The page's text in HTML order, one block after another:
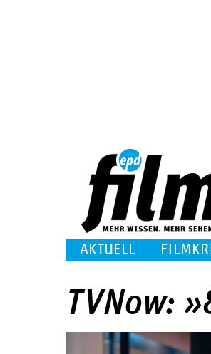
AKTUELL
TVNow: